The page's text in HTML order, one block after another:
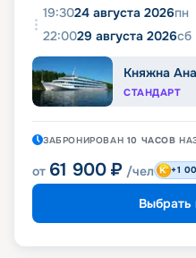
19:3024 августа 2026пн
22:0029 августа 2026сб
Княжна
СТАНДАРТ
ЗАБРОНИРОВАН 10 ЧАСОВ
от 61 900 ₽ /чел +1
Выбрать